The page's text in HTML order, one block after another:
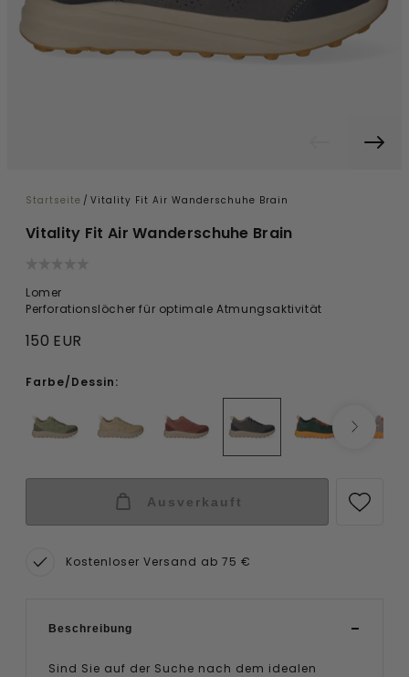
Startseite / Vitality Fit Air Wanderschuhe Brain
Vitality Fit Air Wanderschuhe Brain
Lomer
Perforationslöcher für optimale Atmungsaktivität
150 EUR
Farbe/Dessin:
Ausverkauft
Kostenloser Versand ab 75 €
Beschreibung
Sind Sie auf der Suche nach dem idealen